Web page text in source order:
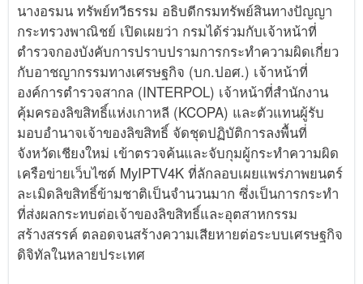
นางอรมน ทรัพย์ทวีธรรม อธิบดีกรมทรัพย์สินทางปัญญา
กระทรวงพาณิชย์ เปิดเผยว่า กรมได้ร่วมกับเจ้าหน้าที่
ตำรวจกองบังคับการปราบปรามการกระทำความผิดเกี่ยว
กับอาชญากรรมทางเศรษฐกิจ (บก.ปอศ.) เจ้าหน้าที่
องค์การตำรวจสากล (INTERPOL) เจ้าหน้าที่สํานักงาน
คุ้มครองลิขสิทธิ์แห่งเกาหลี (KCOPA) และตัวแทนผู้รับ
มอบอำนาจเจ้าของลิขสิทธิ์ จัดชุดปฏิบัติการลงพื้นที่
จังหวัดเชียงใหม่ เข้าตรวจค้นและจับกุมผู้กระทำความผิด
เครือข่ายเว็บไซต์ MyIPTV4K ที่ลักลอบเผยแพร่ภาพยนตร์
ละเมิดลิขสิทธิ์ข้ามชาติเป็นจำนวนมาก ซึ่งเป็นการกระทำ
ที่ส่งผลกระทบต่อเจ้าของลิขสิทธิ์และอุตสาหกรรม
สร้างสรรค์ ตลอดจนสร้างความเสียหายต่อระบบเศรษฐกิจ
ดิจิทัลในหลายประเทศ